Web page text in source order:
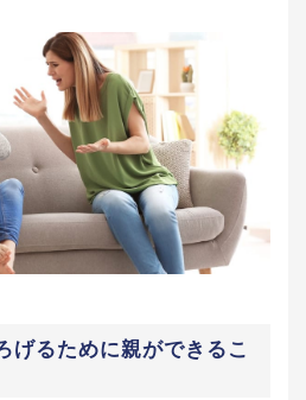
げるために親ができるこ